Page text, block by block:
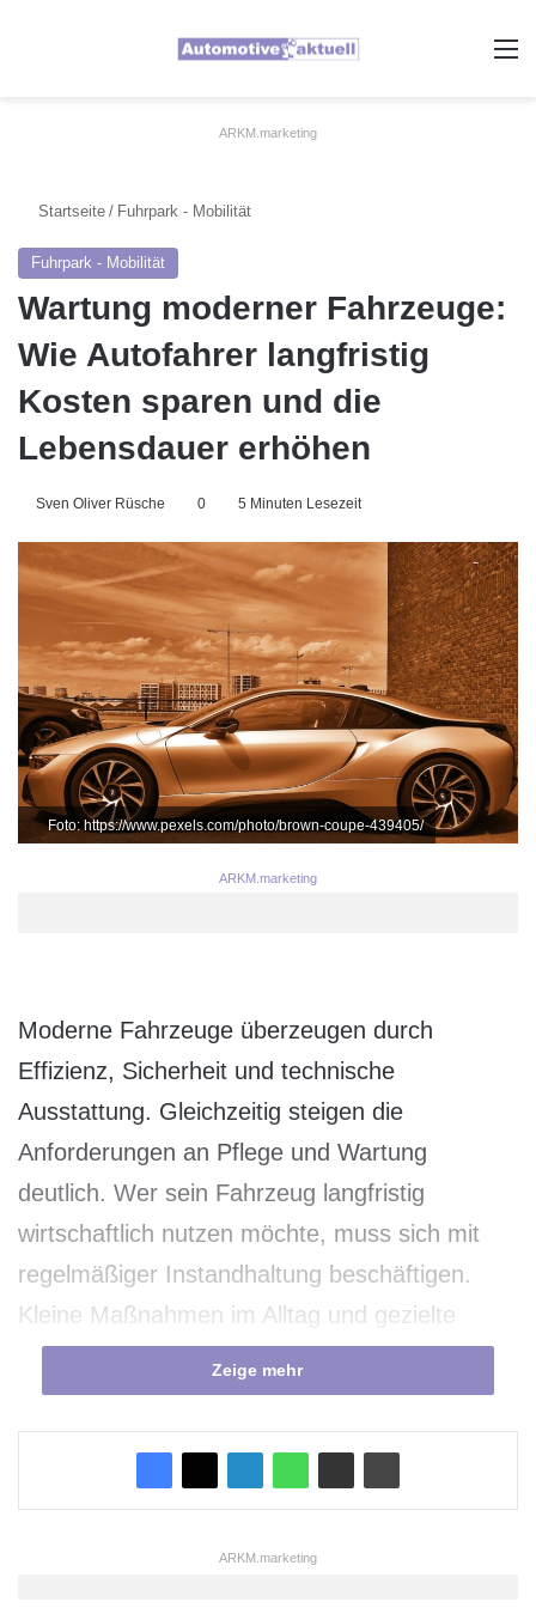
ARKM.marketing
Startseite / Fuhrpark - Mobilität
Fuhrpark - Mobilität
Wartung moderner Fahrzeuge:
Wie Autofahrer langfristig
Kosten sparen und die
Lebensdauer erhöhen
Sven Oliver Rüsche 0 5 Minuten Lesezeit
Foto: https://www.pexels.com/photo/brown-coupe-439405/
ARKM.marketing
Moderne Fahrzeuge überzeugen durch
Effizienz, Sicherheit und technische
Ausstattung. Gleichzeitig steigen die
Anforderungen an Pflege und Wartung
deutlich. Wer sein Fahrzeug langfristig
wirtschaftlich nutzen möchte, muss sich mit
regelmäßiger Instandhaltung beschäftigen.
Kleine Maßnahmen im Alltag und gezielte
Kontrollen verhindern teure Reparaturen und
sichern den Werterhalt.
Einfluss konsequenter Wartung. Ein gut
gepflegtes Auto verursacht weniger ungeplante
Zeige mehr
ARKM.marketing